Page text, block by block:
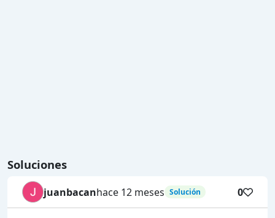
Soluciones
juanbacanhace 12 meses Solución 0